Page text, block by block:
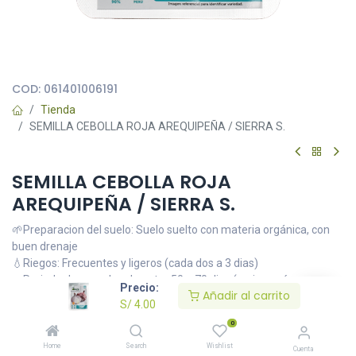
Precio:
S/4.00
Añadir al carrito
Home Search
0
Wishlist Cuenta
COD: 061401006191
Tienda
SEMILLA CEBOLLA ROJA AREQUIPEÑA / SIERRA S.
SEMILLA CEBOLLA ROJA
AREQUIPEÑA / SIERRA S.
🌱Preparacion del suelo: Suelo suelto con materia orgánica, con
buen drenaje
💧Riegos: Frecuentes y ligeros (cada dos a 3 dias)
🌿Periodo de cosecha: de entre 50 a 70 dias (varia según
temporada y clima)
⚠La cantidad de semillas y su peso varia según el tamaño de cada
tipo de semilla
🌱Preparacion del suelo: Suelo suelto con materia orgánica, con